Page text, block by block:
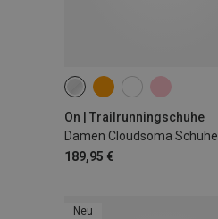
On | Trailrunningschuhe
Damen Cloudsoma Schuhe
189,95 €
Neu